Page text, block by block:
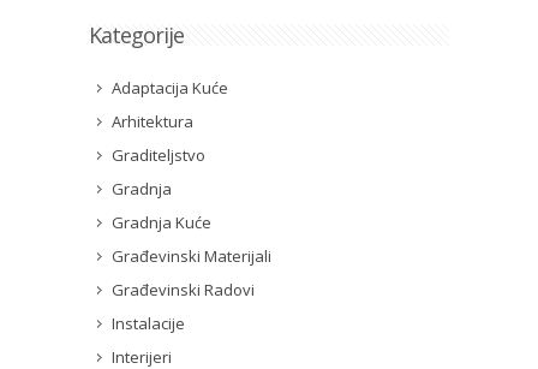
Kategorije
Adaptacija Kuće
Arhitektura
Graditeljstvo
Gradnja
Gradnja Kuće
Građevinski Materijali
Građevinski Radovi
Instalacije
Interijeri